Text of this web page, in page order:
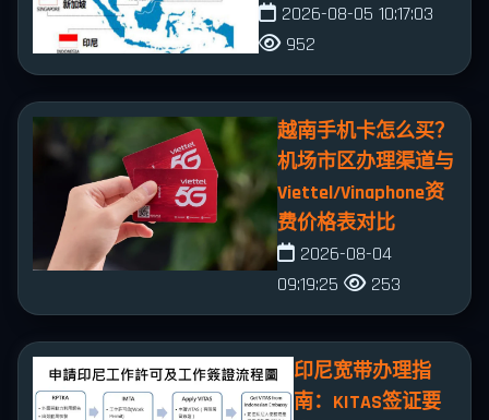
2026-08-05 10:17:03
952
越南手机卡怎么买？
机场市区办理渠道与
Viettel/Vinaphone资
费价格表对比
2026-08-04
09:19:25
253
印尼宽带办理指
南：KITAS签证要